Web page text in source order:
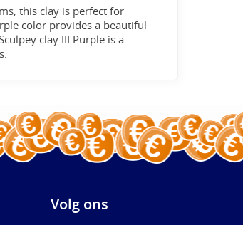
this clay is perfect for
color provides a beautiful
clay III Purple is a
Volg ons